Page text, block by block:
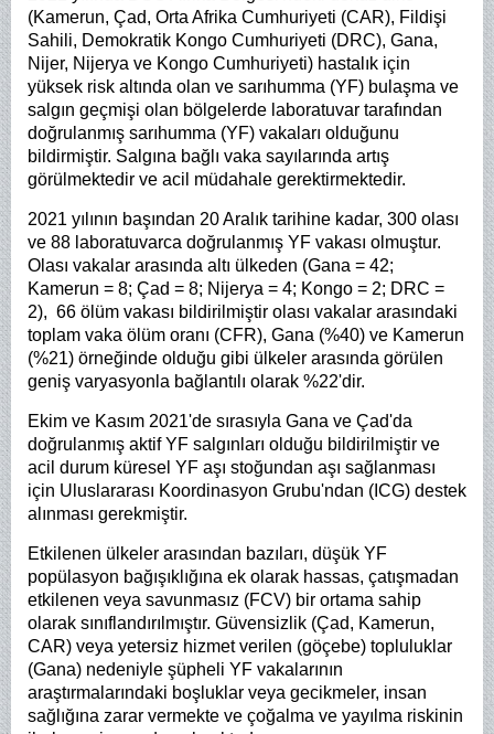
(Kamerun, Çad, Orta Afrika Cumhuriyeti (CAR), Fildişi
Sahili, Demokratik Kongo Cumhuriyeti (DRC), Gana,
Nijer, Nijerya ve Kongo Cumhuriyeti) hastalık için
yüksek risk altında olan ve sarıhumma (YF) bulaşma ve
salgın geçmişi olan bölgelerde laboratuvar tarafından
doğrulanmış sarıhumma (YF) vakaları olduğunu
bildirmiştir. Salgına bağlı vaka sayılarında artış
görülmektedir ve acil müdahale gerektirmektedir.
2021 yılının başından 20 Aralık tarihine kadar, 300 olası
ve 88 laboratuvarca doğrulanmış YF vakası olmuştur.
Olası vakalar arasında altı ülkeden (Gana = 42;
Kamerun = 8; Çad = 8; Nijerya = 4; Kongo = 2; DRC =
2), 66 ölüm vakası bildirilmiştir olası vakalar arasındaki
toplam vaka ölüm oranı (CFR), Gana (%40) ve Kamerun
(%21) örneğinde olduğu gibi ülkeler arasında görülen
geniş varyasyonla bağlantılı olarak %22'dir.
Ekim ve Kasım 2021'de sırasıyla Gana ve Çad'da
doğrulanmış aktif YF salgınları olduğu bildirilmiştir ve
acil durum küresel YF aşı stoğundan aşı sağlanması
için Uluslararası Koordinasyon Grubu'ndan (ICG) destek
alınması gerekmiştir.
Etkilenen ülkeler arasından bazıları, düşük YF
popülasyon bağışıklığına ek olarak hassas, çatışmadan
etkilenen veya savunmasız (FCV) bir ortama sahip
olarak sınıflandırılmıştır. Güvensizlik (Çad, Kamerun,
CAR) veya yetersiz hizmet verilen (göçebe) topluluklar
(Gana) nedeniyle şüpheli YF vakalarının
araştırmalarındaki boşluklar veya gecikmeler, insan
sağlığına zarar vermekte ve çoğalma ve yayılma riskinin